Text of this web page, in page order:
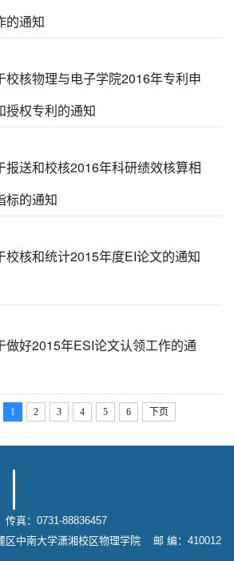
的通知
校核物理与电子学院2016年专利申
授权专利的通知
报送和校核2016年科研绩效核算相
标的通知
校核和统计2015年度EI论文的通知
做好2015年ESI论文认领工作的通
1 2 3 4 5 6 下页
真：0731-88836457
区中南大学潇湘校区物理学院 邮 编：410012